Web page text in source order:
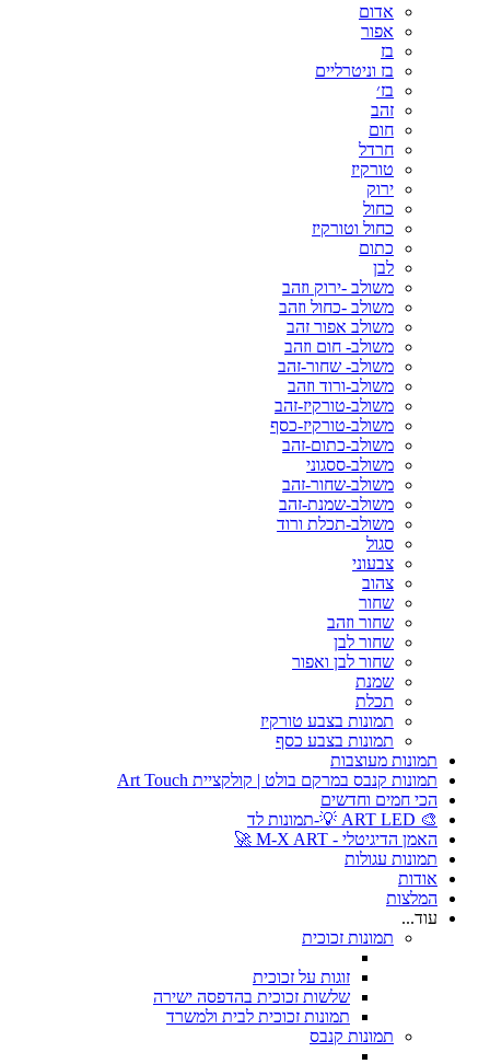
אדום
אפור
בז
בז וניטרליים
בז׳
זהב
חום
חרדל
טורקיז
ירוק
כחול
כחול וטורקיז
כתום
לבן
משולב -ירוק וזהב
משולב -כחול וזהב
משולב אפור זהב
משולב- חום וזהב
משולב- שחור-זהב
משולב-ורוד וזהב
משולב-טורקיז-זהב
משולב-טורקיז-כסף
משולב-כתום-זהב
משולב-ססגוני
משולב-שחור-זהב
משולב-שמנת-זהב
משולב-תכלת ורוד
סגול
צבעוני
צהוב
שחור
שחור וזהב
שחור לבן
שחור לבן ואפור
שמנת
תכלת
תמונות בצבע טורקיז
תמונות בצבע כסף
תמונות מעוצבות
תמונות קנבס במרקם בולט | קולקציית Art Touch
הכי חמים וחדשים
🎨 ART LED 💡-תמונות לד
האמן הדיגיטלי - M-X ART 🚀
תמונות עגולות
אודות
המלצות
עוד...
תמונות זכוכית
זוגות על זכוכית
שלשות זכוכית בהדפסה ישירה
תמונות זכוכית לבית ולמשרד
תמונות קנבס